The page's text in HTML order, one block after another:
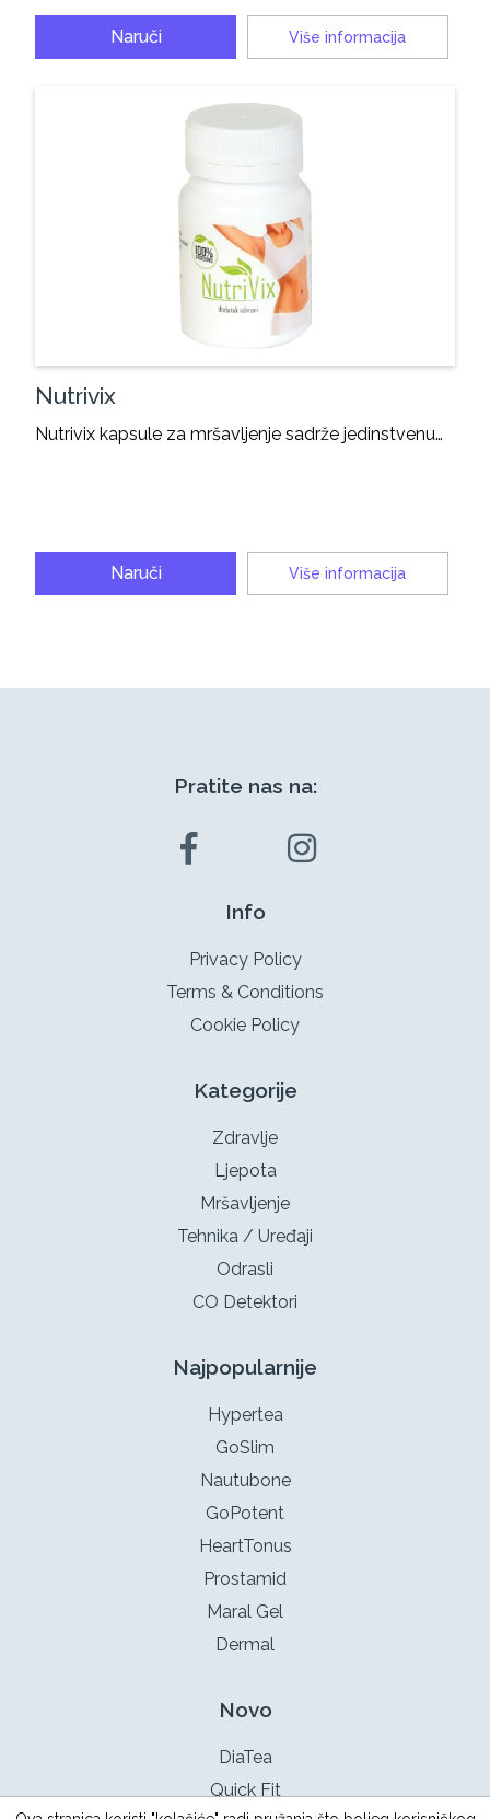
Naruči Više informacija
Nutrivix
Nutrivix kapsule za mršavljenje sadrže jedinstvenu…
Naruči Više informacija
Pratite nas na:
Info
Privacy Policy
Terms & Conditions
Cookie Policy
Kategorije
Zdravlje
Ljepota
Mršavljenje
Tehnika / Uređaji
Odrasli
CO Detektori
Najpopularnije
Hypertea
GoSlim
Nautubone
GoPotent
HeartTonus
Prostamid
Maral Gel
Dermal
Novo
DiaTea
Quick Fit